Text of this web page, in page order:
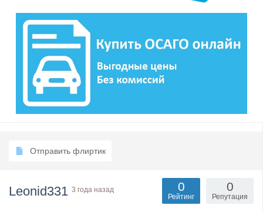
Отправить флиртик
Leonid331 3 года назад 0
Репутация
0
Рейтинг